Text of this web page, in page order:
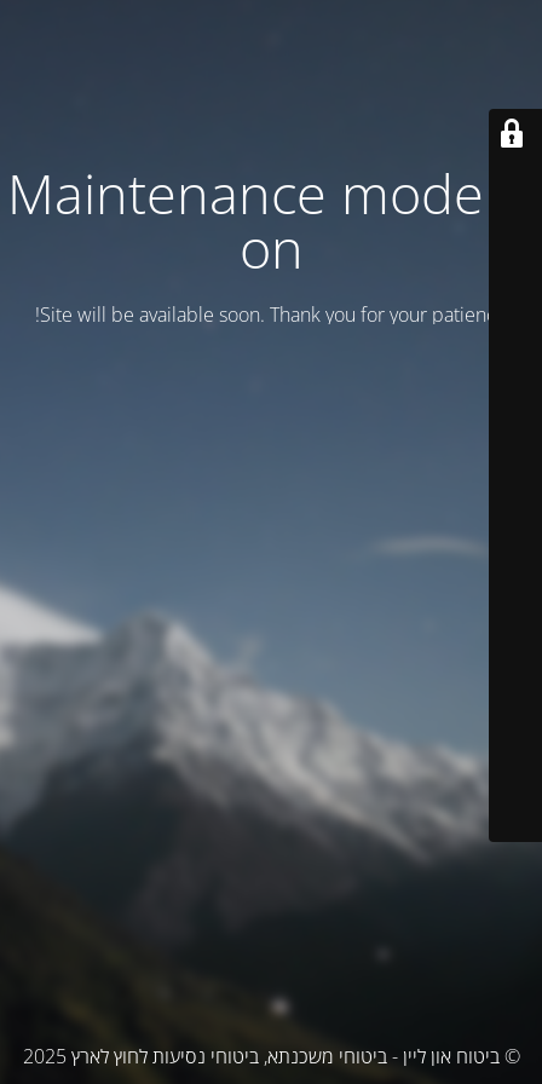
Maintenance mode is
on
Site will be available soon. Thank you for your patience!
© ביטוח און ליין - ביטוחי משכנתא, ביטוחי נסיעות לחוץ לארץ 2025